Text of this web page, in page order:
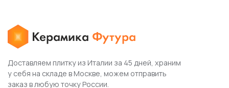
Доставляем плитку из Италии за 45 дней, храним
у себя на складе в Москве, можем отправить
заказ в любую точку России.